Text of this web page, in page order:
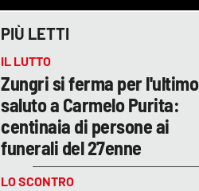
PIÙ LETTI
IL LUTTO
Zungri si ferma per l'ultimo
saluto a Carmelo Purita:
centinaia di persone ai
funerali del 27enne
LO SCONTRO